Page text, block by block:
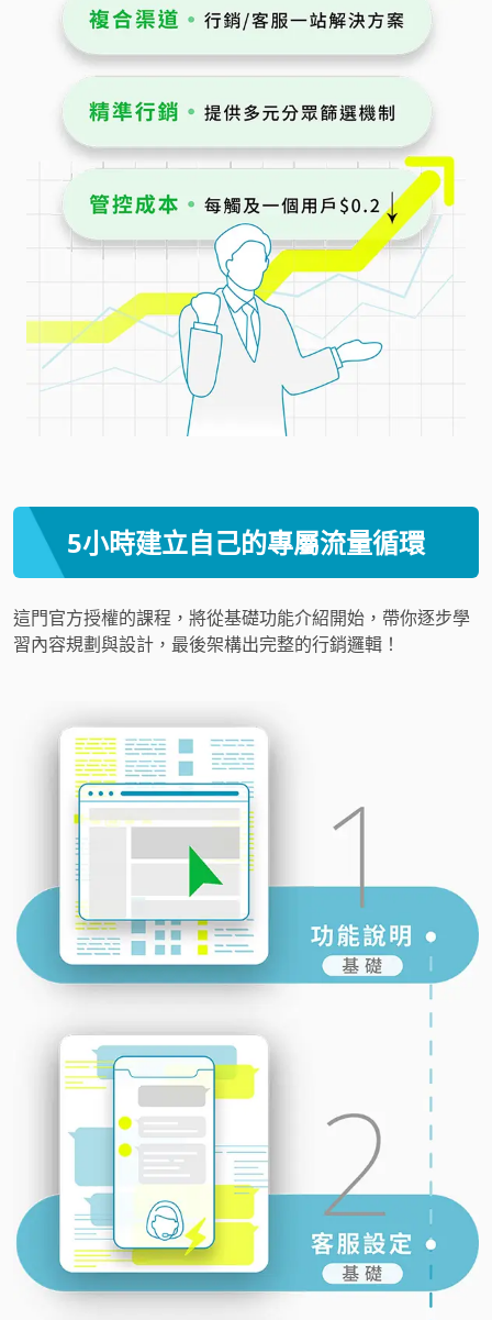
5小時建立自己的專屬流量循環
這門官方授權的課程，將從基礎功能介紹開始，帶你逐步學
習內容規劃與設計，最後架構出完整的行銷邏輯！